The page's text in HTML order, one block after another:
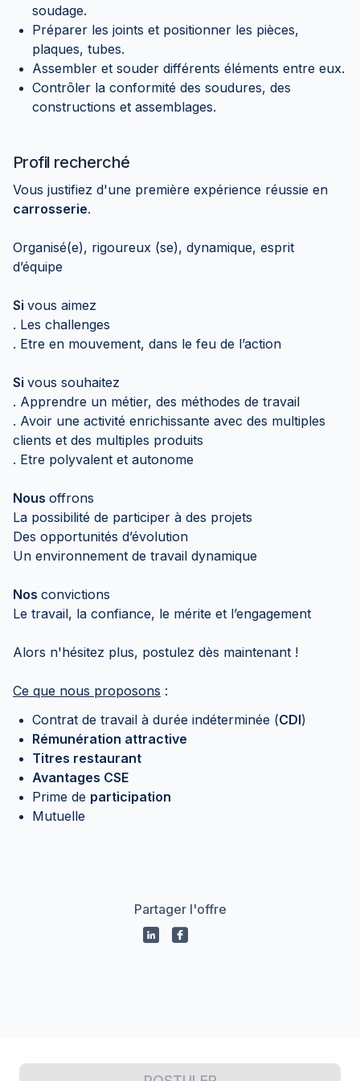
soudage.
Préparer les joints et positionner les pièces,
plaques, tubes.
Assembler et souder différents éléments entre eux.
Contrôler la conformité des soudures, des
constructions et assemblages.
Profil recherché
Vous justifiez d'une première expérience réussie en
carrosserie.
Organisé(e), rigoureux (se), dynamique, esprit
d’équipe
Si vous aimez
. Les challenges
. Etre en mouvement, dans le feu de l’action
Si vous souhaitez
. Apprendre un métier, des méthodes de travail
. Avoir une activité enrichissante avec des multiples
clients et des multiples produits
. Etre polyvalent et autonome
Nous offrons
La possibilité de participer à des projets
Des opportunités d’évolution
Un environnement de travail dynamique
Nos convictions
Le travail, la confiance, le mérite et l’engagement
Alors n'hésitez plus, postulez dès maintenant !
Ce que nous proposons :
Contrat de travail à durée indéterminée (CDI)
Rémunération attractive
Titres restaurant
Avantages CSE
Prime de participation
Mutuelle
Partager l'offre
Propulsé par